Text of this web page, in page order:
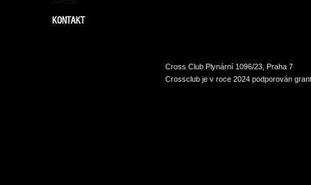
KONTAKT
Cross Club Plynární 1096/23, Praha 7
Crossclub je v roce 2024 podporován